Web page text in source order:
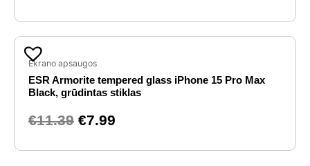
Ekrano apsaugos
ESR Armorite tempered glass iPhone 15 Pro Max
Black, grūdintas stiklas
€11.39
price
was:
€11.39.
€7.99
is:
€7.99.